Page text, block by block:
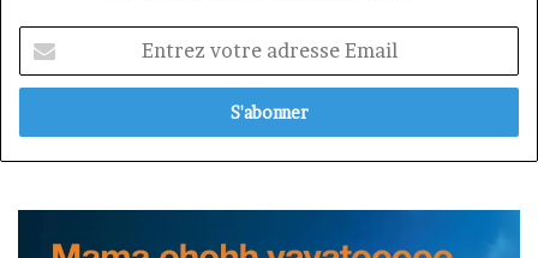
votre
adresse